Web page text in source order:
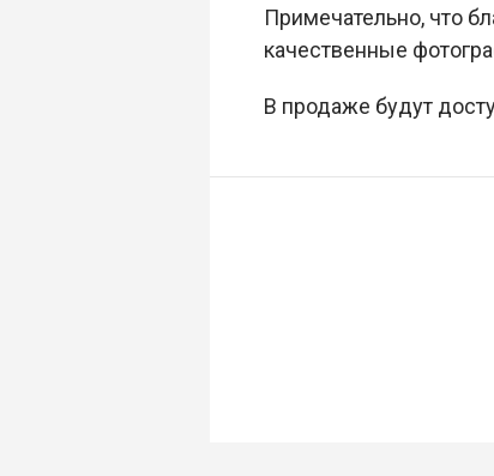
Примечательно, что
качественные
В продаже будут